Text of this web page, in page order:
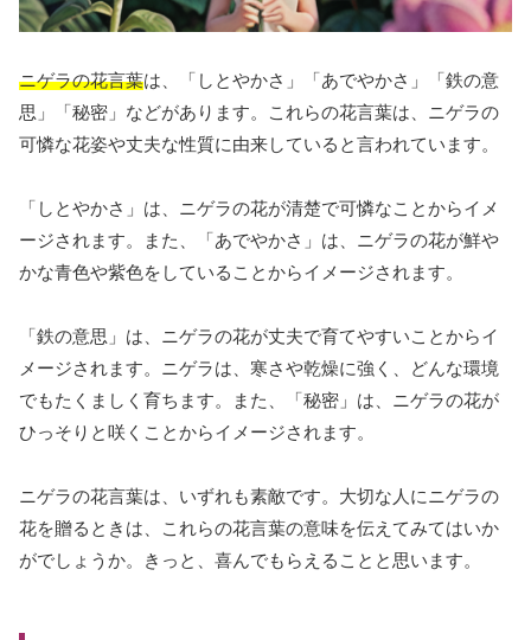
ニゲラの花言葉は、「しとやかさ」「あでやかさ」「鉄の意
思」「秘密」などがあります。これらの花言葉は、ニゲラの
可憐な花姿や丈夫な性質に由来していると言われています。
「しとやかさ」は、ニゲラの花が清楚で可憐なことからイメ
ージされます。また、「あでやかさ」は、ニゲラの花が鮮や
かな青色や紫色をしていることからイメージされます。
「鉄の意思」は、ニゲラの花が丈夫で育てやすいことからイ
メージされます。ニゲラは、寒さや乾燥に強く、どんな環境
でもたくましく育ちます。また、「秘密」は、ニゲラの花が
ひっそりと咲くことからイメージされます。
ニゲラの花言葉は、いずれも素敵です。大切な人にニゲラの
花を贈るときは、これらの花言葉の意味を伝えてみてはいか
がでしょうか。きっと、喜んでもらえることと思います。